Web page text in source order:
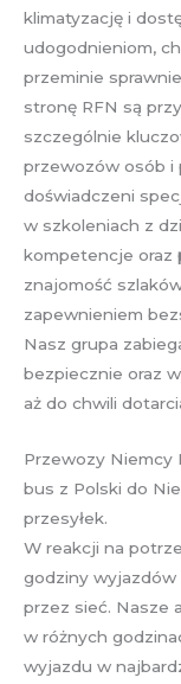
klimatyzację i
udogodnieniom,
przeminie
stronę RFN są
szczególnie
przewozów osób i
doświadczeni
w szkoleniach z
kompetencje oraz
znajomość
zapewnieniem
Nasz grupa
bezpiecznie oraz
aż do chwili
Przewozy Niemcy
bus z Polski do
przesyłek.
W reakcji na
godziny wyjazdów
przez sieć. Nasze
w różnych
wyjazdu w